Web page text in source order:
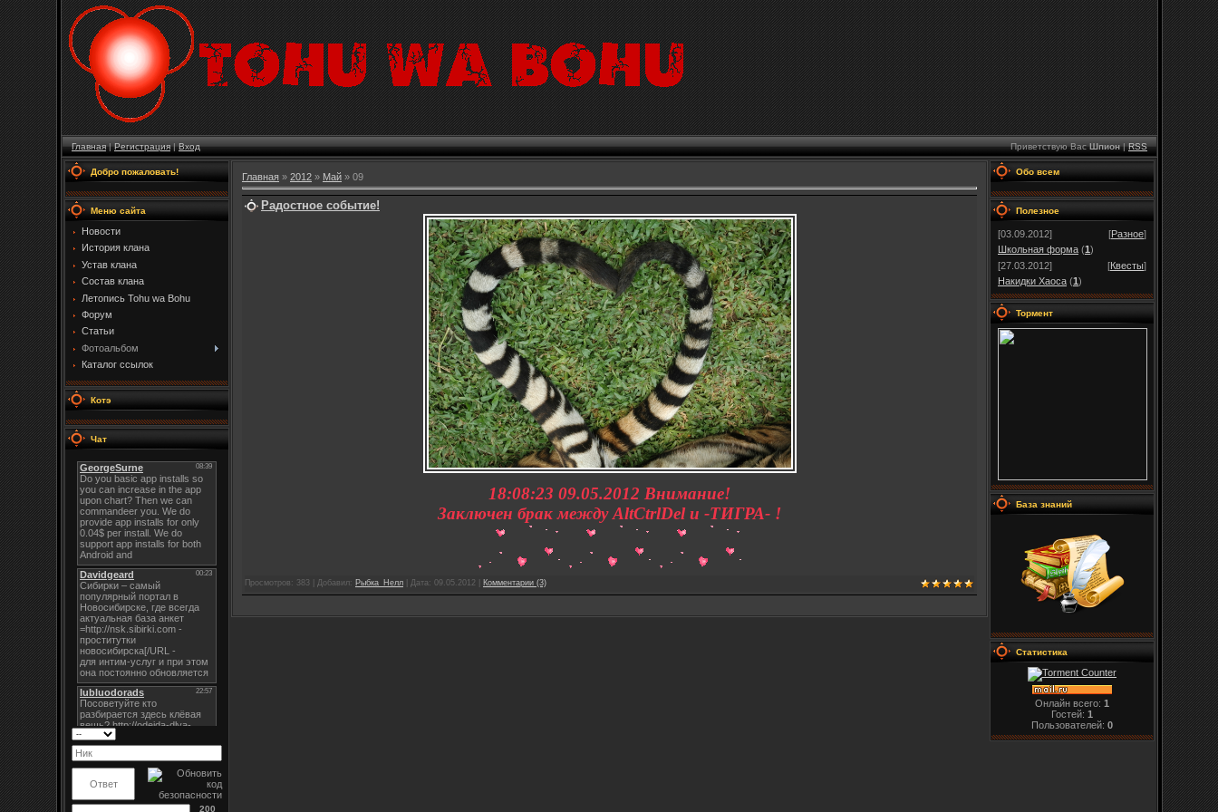
Главная|Регистрация|Вход Приветствую Вас Шпион|RSS
Добро пожаловать!
Меню сайта
Новости
История клана
Устав клана
Состав клана
Летопись Tohu wa Bohu
Форум
Статьи
Фотоальбом
Каталог ссылок
Котэ
Чат
200
Главная » 2012 » Май » 09
Радостное событие!
18:08:23 09.05.2012 Внимание!
Заключен брак между AltCtrlDel и -TИГРА- !
Просмотров: 383 | Добавил: Рыбка_Нелл | Дата: 09.05.2012 Комментарии (3)
Обо всем
Полезное
[03.09.2012] [Разное]
Школьная форма (1)
[27.03.2012]
[Квесты]
Накидки Хаоса (1)
Тормент
База знаний
Статистика
Онлайн всего: 1
Гостей: 1
Пользователей: 0